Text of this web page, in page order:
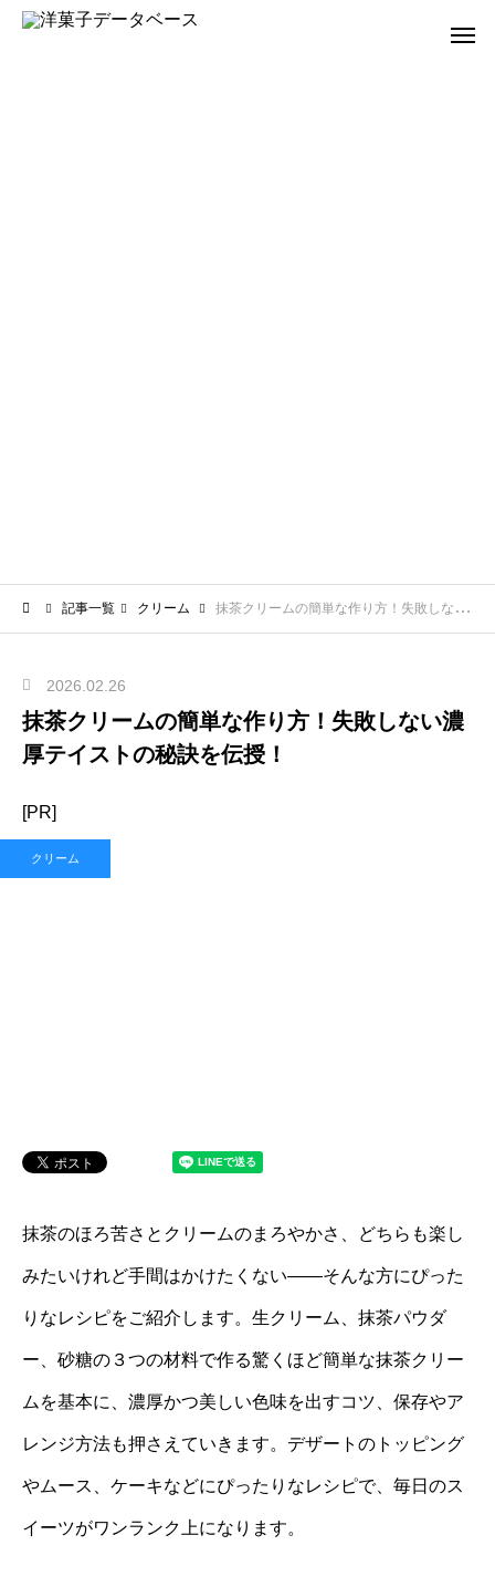
記事一覧 クリーム 抹茶クリームの簡単な作り方！失敗しない濃厚テイストの秘訣を伝授！
2026.02.26
抹茶クリームの簡単な作り方！失敗しない濃
厚テイストの秘訣を伝授！
[PR]
クリーム
抹茶のほろ苦さとクリームのまろやかさ、どちらも楽し
みたいけれど手間はかけたくない――そんな方にぴった
りなレシピをご紹介します。生クリーム、抹茶パウダ
ー、砂糖の３つの材料で作る驚くほど簡単な抹茶クリー
ムを基本に、濃厚かつ美しい色味を出すコツ、保存やア
レンジ方法も押さえていきます。デザートのトッピング
やムース、ケーキなどにぴったりなレシピで、毎日のス
イーツがワンランク上になります。